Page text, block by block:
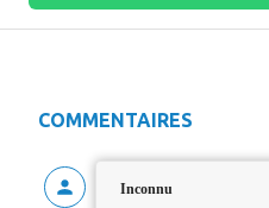
COMMENTAIRES
Inconnu